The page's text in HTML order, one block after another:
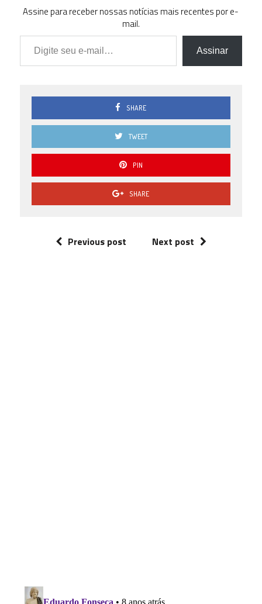
Assine para receber nossas notícias mais recentes por e-
mail.
Digite seu e-mail…
Assinar
SHARE
TWEET
PIN
SHARE
Previous post Next post